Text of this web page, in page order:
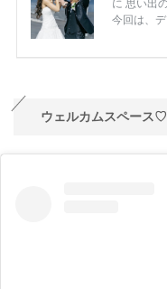
ウェルカムスペース♡